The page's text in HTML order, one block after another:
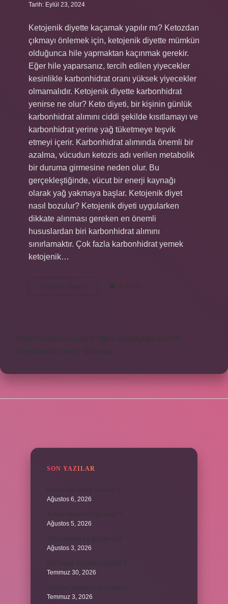
Tarih: Eylül 23, 2024
Ketojenik diyette kaçamak yapılır mı? Ketozdan
çıkmayı önlemek için, ketojenik diyette mümkün
olduğunca hile yapmaktan kaçınmak gerekir.
Eğer hile yaparsanız, tercih edilen yiyecekler
kesinlikle karbonhidrat oranı yüksek yiyecekler
olmamalıdır. Ketojenik diyette karbonhidrat
yenirse ne olur? Keto diyeti, bir kişinin günlük
karbonhidrat alımını ciddi şekilde kısıtlamayı ve
karbonhidrat yerine yağ tüketmeye teşvik
etmeyi içerir. Karbonhidrat alımında önemli bir
azalma, vücudun ketozis adı verilen metabolik
bir duruma girmesine neden olur. Bu
gerçekleştiğinde, vücut bir enerji kaynağı
olarak yağ yakmaya başlar. Ketojenik diyet
nasıl bozulur? Ketojenik diyeti uygularken
dikkate alınması gereken en önemli
hususlardan biri karbonhidrat alımını
sınırlamaktır. Çok fazla karbonhidrat yemek
ketojenik…
Devamını okuyun
Ketojenik
Diyette
2 Yorum
https://safderun.com.tr
https://sokoglam.com.tr
https://sinto.com.tr
Sitemap
SON YAZILAR
Ağustos 6, 2026
Ağustos 5, 2026
Ağustos 3, 2026
Temmuz 30, 2026
Temmuz 3, 2026